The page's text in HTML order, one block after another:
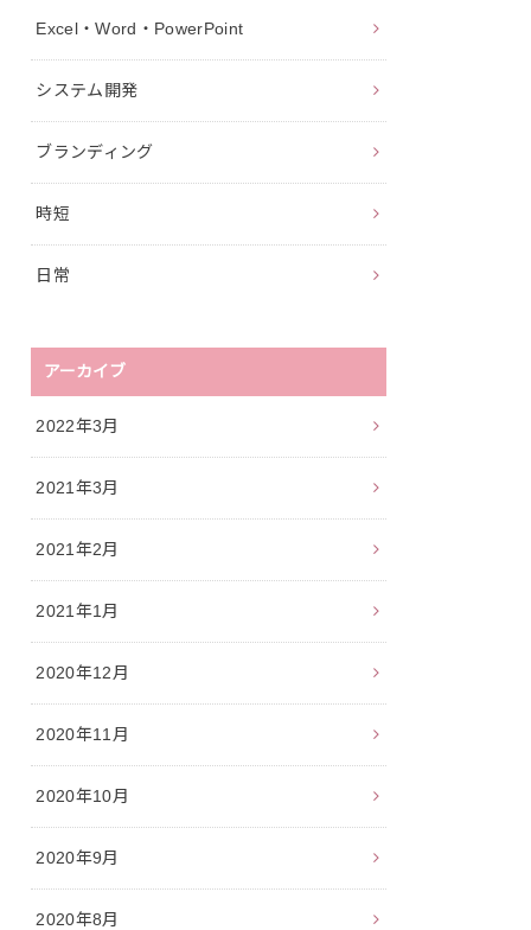
Excel・Word・PowerPoint
システム開発
ブランディング
時短
日常
アーカイブ
2022年3月
2021年3月
2021年2月
2021年1月
2020年12月
2020年11月
2020年10月
2020年9月
2020年8月